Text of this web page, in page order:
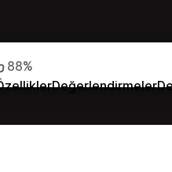
Değerlendirmeler
88%